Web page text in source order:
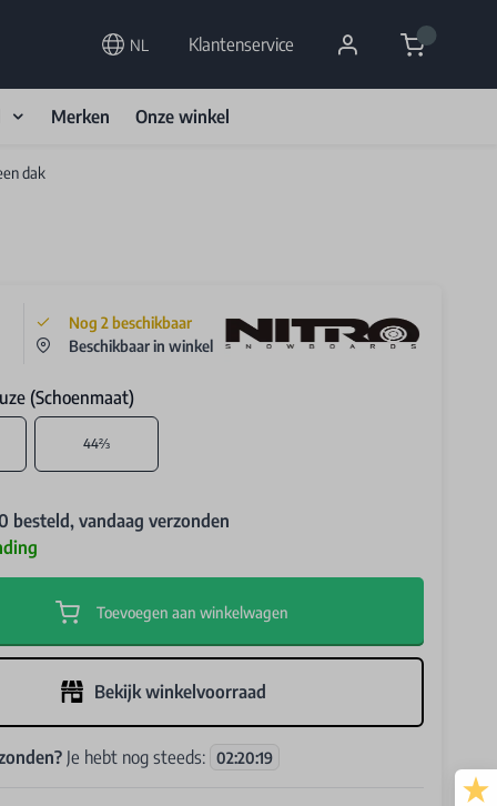
NL Klantenservice Cart
Merken Onze winkel
dak
Nog 2 beschikbaar
Beschikbaar in winkel
(Schoenmaat)
44⅔
besteld, vandaag verzonden
Toevoegen aan winkelwagen
Bekijk winkelvoorraad
Je hebt nog steeds: 02:20:17